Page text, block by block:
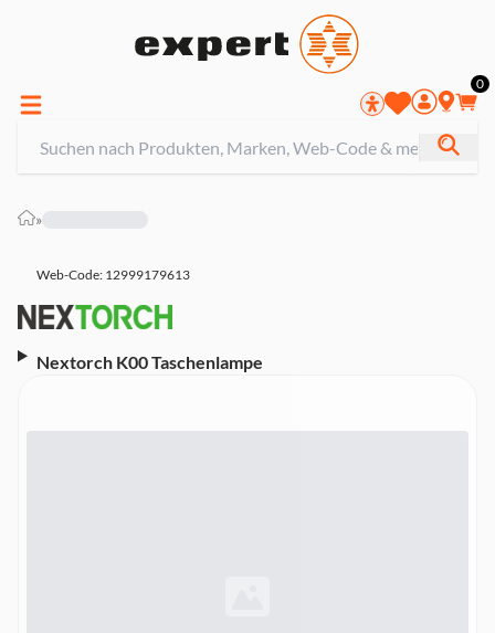
0
»
Web-Code: 12999179613
Nextorch K00 Taschenlampe